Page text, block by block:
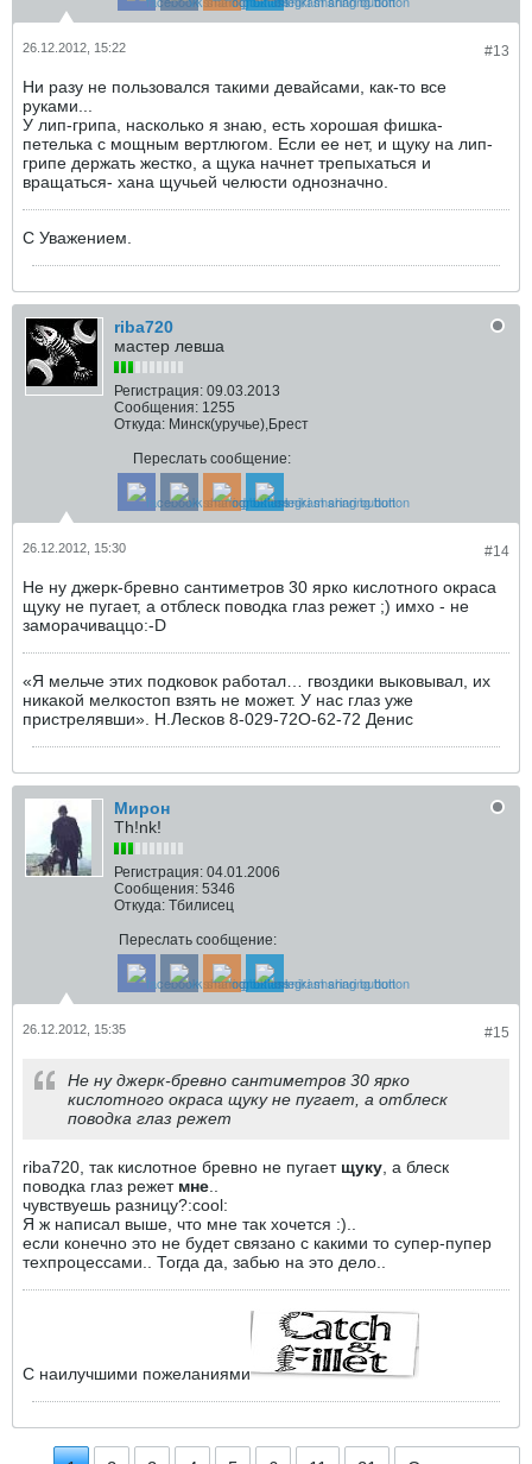
#13
26.12.2012, 15:22
Ни разу не пользовался такими девайсами, как-то все
руками...
У лип-грипа, насколько я знаю, есть хорошая фишка-
петелька с мощным вертлюгом. Если ее нет, и щуку на лип-
грипе держать жестко, а щука начнет трепыхаться и
вращаться- хана щучьей челюсти однозначно.
С Уважением.
riba720
мастер левша
Регистрация: 09.03.2013
Сообщения: 1255
Откуда: Минск(уручье),Брест
Переслать сообщение:
#14
26.12.2012, 15:30
Не ну джерк-бревно сантиметров 30 ярко кислотного окраса
щуку не пугает, а отблеск поводка глаз режет ;) имхо - не
заморачиваццо:-D
«Я мельче этих подковок работал… гвоздики выковывал, их
никакой мелкостоп взять не может. У нас глаз уже
пристрелявши». Н.Лесков 8-029-72O-62-72 Денис
Мирон
Th!nk!
Регистрация: 04.01.2006
Сообщения: 5346
Откуда: Тбилисец
Переслать сообщение:
#15
26.12.2012, 15:35
Не ну джерк-бревно сантиметров 30 ярко
кислотного окраса щуку не пугает, а отблеск
поводка глаз режет
riba720, так кислотное бревно не пугает щуку , а блеск
поводка глаз режет мне
чувствуешь разницу?:cool:
Я ж написал выше, что мне так хочется :)..
если конечно это не будет связано с какими то супер-пупер
техпроцессами.. Тогда да, забью на это дело..
С наилучшими пожеланиями